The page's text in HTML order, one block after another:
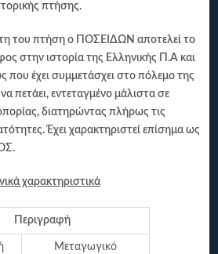
πτήσης.
του πτήση ο ΠΟΣΕΙΔΩΝ αποτελεί το
στην ιστορία της Ελληνικής Π.Α και
που έχει συμμετάσχει στο πόλεμο της
πετάει, εντεταγμένο μάλιστα σε
διατηρώντας πλήρως τις
. Έχει χαρακτηριστεί επίσημα ως
χαρακτηριστικά
Περιγραφή
Μεταγωγικό